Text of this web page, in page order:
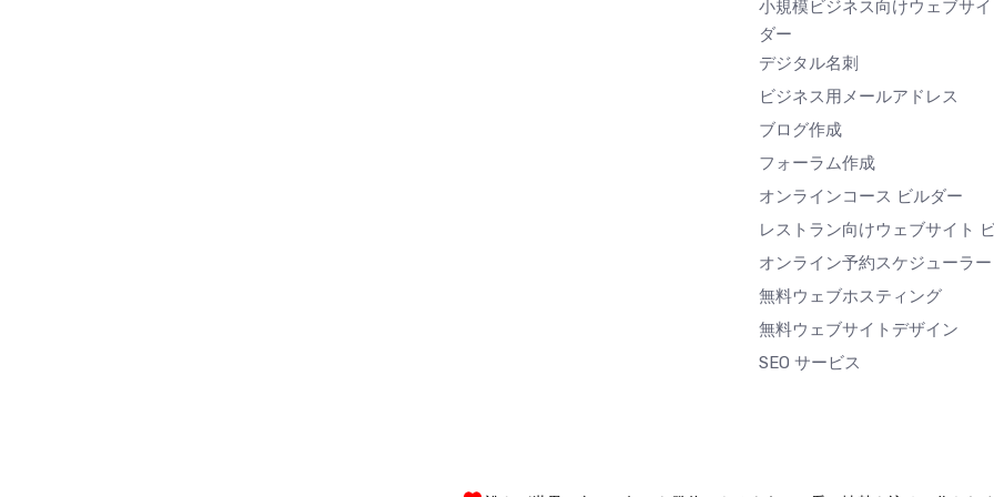
小規模ビジネス向けウェブサ
ダー
デジタル名刺
ビジネス用メールアドレス
ブログ作成
フォーラム作成
オンラインコース ビルダー
レストラン向けウェブサイト
オンライン予約スケジューラー
無料ウェブホスティング
無料ウェブサイトデザイン
SEO サービス